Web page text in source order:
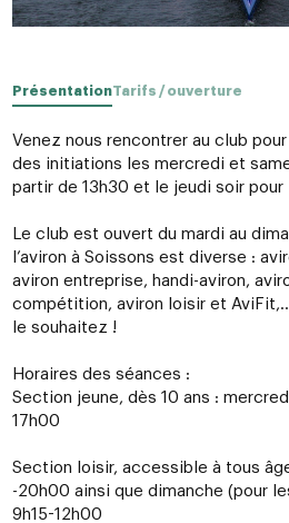
PrésentationTarifs / ouverture
Venez nous rencontrer au club
des initiations les mercredi et
partir de 13h30 et le jeudi soir pour
Le club est ouvert du mardi au
l’aviron à Soissons est diverse :
aviron entreprise, handi-aviron,
compétition, aviron loisir et
le souhaitez !
Horaires des séances :
Section jeune, dès 10 ans :
17h00
Section loisir, accessible à tous
-20h00 ainsi que dimanche (pour
9h15-12h00